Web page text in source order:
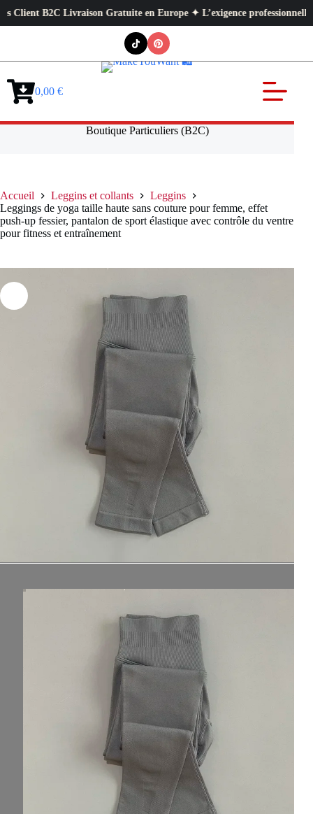
B2C Livraison Gratuite en Europe ✦ L’exigence professionnelle au
Panier0,00 €
Boutique Particuliers (B2C)
Accueil Leggins et collants
Leggins
Leggings de yoga taille haute sans couture pour femme, effet
push-up fessier, pantalon de sport élastique avec contrôle du ventre
pour fitness et entraînement